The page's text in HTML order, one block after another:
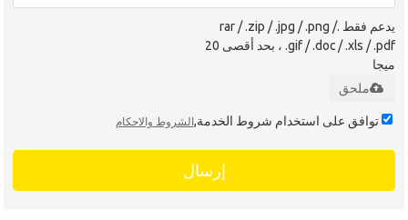
يدعم فقط .rar / .zip / .jpg / .png /
.gif / .doc / .xls / .pdf ، بحد أقصى 20
ميجا
ملحق
توافق على استخدام شروط الخدمة,الشروط والاحكام
إرسال